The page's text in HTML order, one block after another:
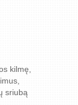
kilmę,
sriubą